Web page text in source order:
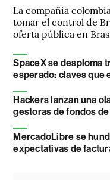
La compañía
tomar el control de
oferta pública en
SpaceX se desploma
esperado: claves que
Hackers lanzan una
gestoras de fondos
MercadoLibre se
expectativas de